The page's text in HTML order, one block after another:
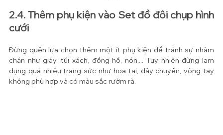
2.4. Thêm phụ kiện vào Set đồ đôi chụp hình
cưới
Đừng quên lựa chọn thêm một ít phụ kiện để tránh sự nhàm
chán như giày, túi xách, đồng hồ, nón,... Tuy nhiên đừng lạm
dụng quá nhiều trang sức như hoa tai, dây chuyền, vòng tay
không phù hợp và có màu sắc rườm rà.